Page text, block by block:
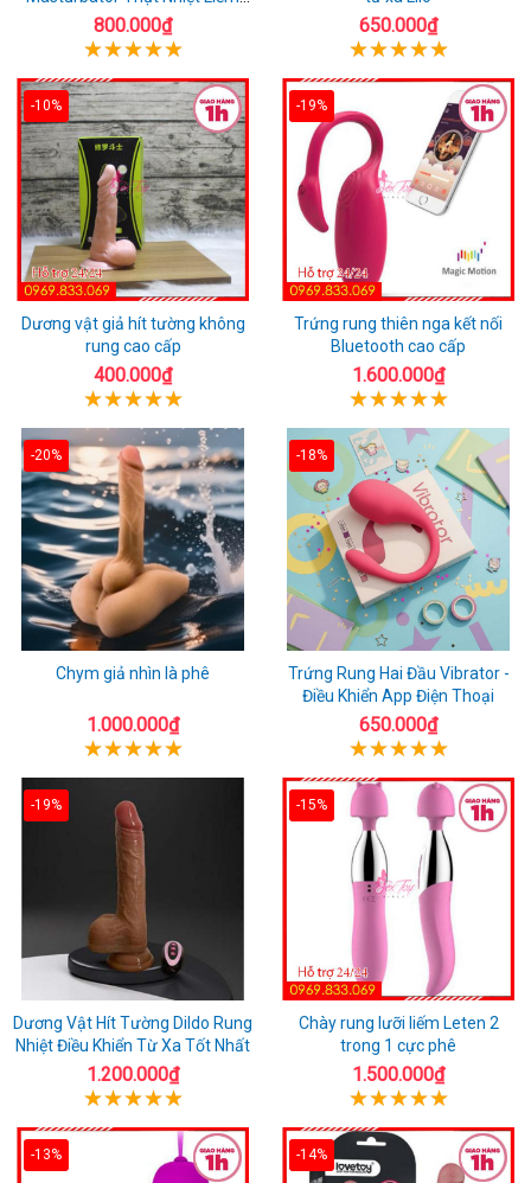
Rung
800.000₫ 650.000₫
-10%
Dương vật giả hít tường không
rung cao cấp
400.000₫
-19%
Trứng rung thiên nga kết nối
Bluetooth cao cấp
1.600.000₫
-20%
Chym giả nhìn là phê
1.000.000₫
-18%
Trứng Rung Hai Đầu Vibrator -
Điều Khiển App Điện Thoại
650.000₫
-19%
Dương Vật Hít Tường Dildo Rung
Nhiệt Điều Khiển Từ Xa Tốt Nhất
1.200.000₫
-15%
Chày rung lưỡi liếm Leten 2
trong 1 cực phê
1.500.000₫
-13% -14%